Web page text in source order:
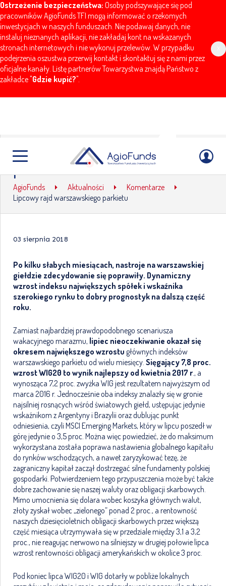
Ostrzeżenie bezpieczeństwa: Osoby podszywające się pod
pracowników AgioFunds TFI mogą informować o rzekomych
inwestycjach w naszych funduszach. Nie podawaj danych, nie
instaluj nieznanych aplikacji, nie zakładaj kont na wskazanych
stronach internetowych i nie wykonuj przelewów. W przypadku
podejrzenia oszustwa przerwij kontakt i skontaktuj się z nami przez
oficjalne kanały. Listę partnerów Towarzystwa znajdą Państwo z
zakładce "Gdzie kupić?".
Lipcowy rajd warszawskiego
parkietu
AgioFunds Aktualności
Komentarze
Lipcowy rajd warszawskiego parkietu
03 sierpnia 2018
Po kilku słabych miesiącach, nastroje na warszawskiej
giełdzie zdecydowanie się poprawiły. Dynamiczny
wzrost indeksu największych spółek i wskaźnika
szerokiego rynku to dobry prognostyk na dalszą część
roku.
Zamiast najbardziej prawdopodobnego scenariusza
wakacyjnego marazmu, lipiec nieoczekiwanie okazał się
okresem największego wzrostu głównych indeksów
warszawskiego parkietu od wielu miesięcy. Sięgający 7,8 proc.
wzrost WIG20 to wynik najlepszy od kwietnia 2017 r., a
wynosząca 7,2 proc. zwyżka WIG jest rezultatem najwyższym od
marca 2016 r. Jednocześnie oba indeksy znalazły się w gronie
najsilniej rosnących wśród światowych giełd, ustępując jedynie
wskaźnikom z Argentyny i Brazylii oraz dublując punkt
odniesienia, czyli MSCI Emerging Markets, który w lipcu poszedł w
górę jedynie o 3,5 proc. Można więc powiedzieć, że do maksimum
wykorzystana została poprawa nastawienia globalnego kapitału
do rynków wschodzących, a nawet zaryzykować tezę, że
zagraniczny kapitał zaczął dostrzegać silne fundamenty polskiej
gospodarki. Potwierdzeniem tego przypuszczenia może być także
dobre zachowanie się naszej waluty oraz obligacji skarbowych.
Mimo umocnienia się dolara wobec koszyka głównych walut,
złoty zyskał wobec „zielonego” ponad 2 proc., a rentowność
naszych dziesięcioletnich obligacji skarbowych przez większą
część miesiąca utrzymywała się w przedziale między 3,1 a 3,2
proc., nie reagując nerwowo na silniejszy w drugiej połowie lipca
wzrost rentowności obligacji amerykańskich w okolice 3 proc.
Pod koniec lipca WIG20 i WIG dotarły w pobliże lokalnych